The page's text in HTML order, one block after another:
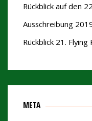
Rückblick auf den
Ausschreibung
Rückblick 21. Flying
META